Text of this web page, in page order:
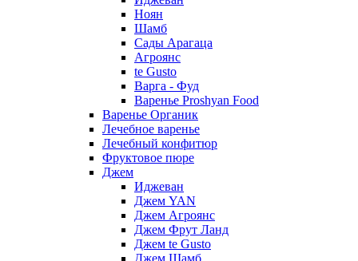
Ноян
Шамб
Сады Арагаца
Агроянс
te Gusto
Варга - Фуд
Варенье Proshyan Food
Варенье Органик
Лечебное варенье
Лечебный конфитюр
Фруктовое пюре
Джем
Иджеван
Джем YAN
Джем Агроянс
Джем Фрут Ланд
Джем te Gusto
Джем Шамб